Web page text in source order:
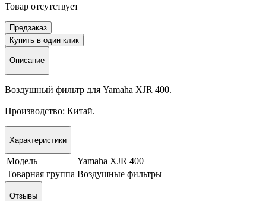
Товар отсутствует
Предзаказ
Купить в один клик
Описание
Воздушный фильтр для Yamaha XJR 400.
Производство: Китай.
Характеристики
Модель
Yamaha XJR 400
Товарная группа Воздушные фильтры
Отзывы